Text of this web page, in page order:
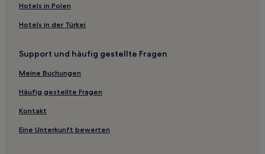
Hotels in Polen
Hotels in der Türkei
Support und häufig gestellte Fragen
Meine Buchungen
Häufig gestellte Fragen
Kontakt
Eine Unterkunft bewerten